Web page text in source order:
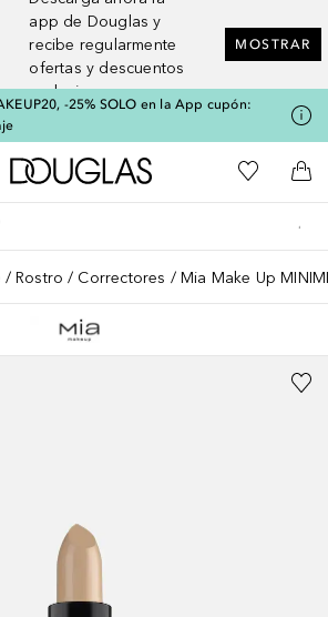
app de Douglas y
recibe regularmente
ofertas y descuentos
exclusivos
MOSTRAR
-25% SOLO en la App cupón:
A Douglas HomeMi lista de
A
Rostro Correctores Mia Make Up